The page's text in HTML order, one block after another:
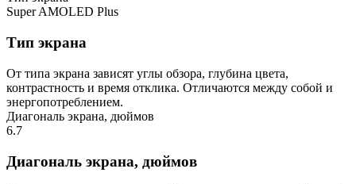
Super AMOLED Plus
Тип экрана
От типа экрана зависят углы обзора, глубина цвета,
контрастность и время отклика. Отличаются между собой и
энергопотреблением.
Диагональ экрана, дюймов
6.7
Диагональ экрана, дюймов